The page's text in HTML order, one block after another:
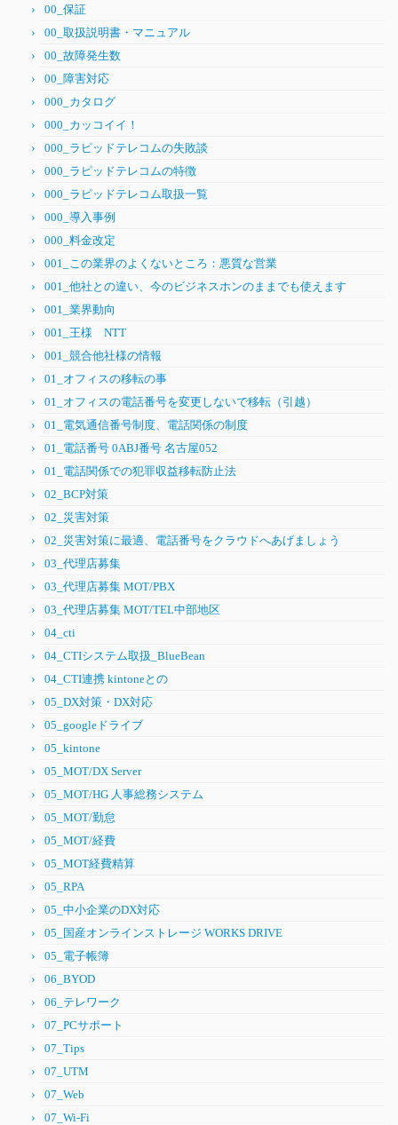
00_保証
00_取扱説明書・マニュアル
00_故障発生数
00_障害対応
000_カタログ
000_カッコイイ！
000_ラピッドテレコムの失敗談
000_ラピッドテレコムの特徴
000_ラピッドテレコム取扱一覧
000_導入事例
000_料金改定
001_この業界のよくないところ：悪質な営業
001_他社との違い、今のビジネスホンのままでも使えます
001_業界動向
001_王様 NTT
001_競合他社様の情報
01_オフィスの移転の事
01_オフィスの電話番号を変更しないで移転（引越）
01_電気通信番号制度、電話関係の制度
01_電話番号 0ABJ番号 名古屋052
01_電話関係での犯罪収益移転防止法
02_BCP対策
02_災害対策
02_災害対策に最適、電話番号をクラウドへあげましょう
03_代理店募集
03_代理店募集 MOT/PBX
03_代理店募集 MOT/TEL中部地区
04_cti
04_CTIシステム取扱_BlueBean
04_CTI連携 kintoneとの
05_DX対策・DX対応
05_googleドライブ
05_kintone
05_MOT/DX Server
05_MOT/HG 人事総務システム
05_MOT/勤怠
05_MOT/経費
05_MOT経費精算
05_RPA
05_中小企業のDX対応
05_国産オンラインストレージ WORKS DRIVE
05_電子帳簿
06_BYOD
06_テレワーク
07_PCサポート
07_Tips
07_UTM
07_Web
07_Wi-Fi